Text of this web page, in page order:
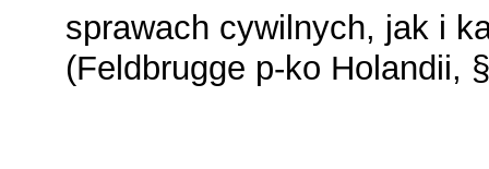
sprawach cywilnych, jak i
(Feldbrugge p-ko Holandii,